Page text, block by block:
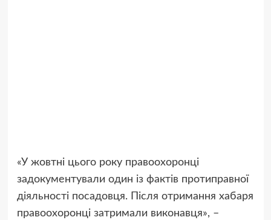
«У жовтні цього року правоохоронці
задокументували один із фактів протиправної
діяльності посадовця. Після отримання хабаря
правоохоронці затримали виконавця», –